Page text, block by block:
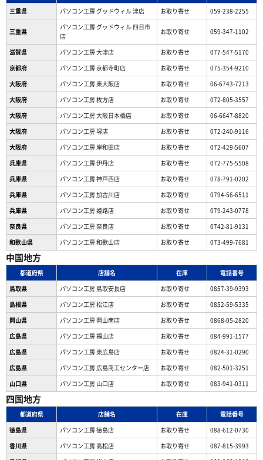
三重県
パソコン工房 グッドウィル 津店 お取り寄せ 059-238-2255
三重県
パソコン工房 グッドウィル 四日市
店
お取り寄せ 059-347-1102
滋賀県 パソコン工房 大津店 お取り寄せ
077-547-5170
京都府
パソコン工房 京都寺町店 お取り寄せ
075-354-9210
大阪府
パソコン工房 東大阪店 お取り寄せ
06-6743-7213
大阪府
パソコン工房 枚方店 お取り寄せ
072-805-3557
大阪府
パソコン工房 大阪日本橋店 お取り寄せ
06-6647-8820
大阪府
パソコン工房 堺店 お取り寄せ
072-240-9116
大阪府
パソコン工房 岸和田店 お取り寄せ
072-429-5607
兵庫県
パソコン工房 伊丹店 お取り寄せ
072-775-5508
兵庫県
パソコン工房 神戸西店 お取り寄せ
078-791-0202
兵庫県
パソコン工房 加古川店 お取り寄せ
0794-56-6511
兵庫県
パソコン工房 姫路店 お取り寄せ
079-243-0778
奈良県
パソコン工房 奈良店 お取り寄せ
0742-81-9131
和歌山県
パソコン工房 和歌山店 お取り寄せ 073-499-7681
中国地方
都道府県 店舗名 在庫
電話番号
鳥取県
パソコン工房 鳥取安長店 お取り寄せ
0857-39-9393
島根県
パソコン工房 松江店 お取り寄せ
0852-59-5335
岡山県
パソコン工房 岡山南店 お取り寄せ
0868-05-2820
広島県
パソコン工房 福山店 お取り寄せ
084-991-1577
広島県
パソコン工房 東広島店 お取り寄せ
0824-31-0290
広島県
パソコン工房 広島商工センター店 お取り寄せ
082-501-3251
山口県
パソコン工房 山口店 お取り寄せ 083-941-0311
四国地方
都道府県 店舗名 在庫
電話番号
徳島県
パソコン工房 徳島店 お取り寄せ
088-612-0730
香川県
パソコン工房 高松店 お取り寄せ
087-815-3993